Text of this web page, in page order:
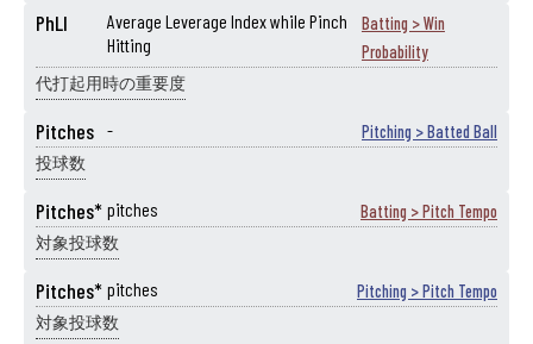
PhLI
Average Leverage Index while Pinch
Hitting
Batting > Win
Probability
代打起用時の重要度
Pitches - Pitching > Batted Ball
投球数
Pitches* pitches Batting > Pitch Tempo
対象投球数
Pitches* pitches Pitching > Pitch Tempo
対象投球数